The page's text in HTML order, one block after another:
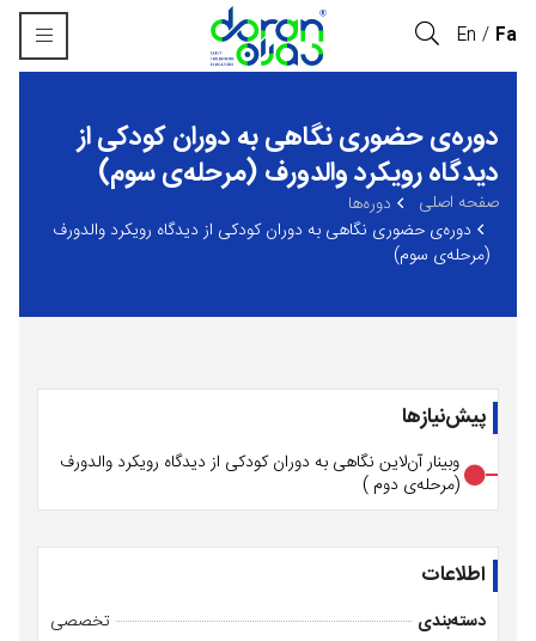
Fa
En
دوره‌ی حضوری نگاهی به دوران کودکی از
دیدگاه رویکرد والدورف (مرحله‌ی سوم)
صفحه اصلی
‏دوره‌ها
دوره‌ی حضوری نگاهی به دوران کودکی از دیدگاه رویکرد والدورف
(مرحله‌ی سوم)
پیش‌نیازها
وبینار آن‌لاین نگاهی به دوران کودکی از دیدگاه رویکرد والدورف
(مرحله‌ی دوم )
اطلاعات
دسته‌بندی
تخصصی